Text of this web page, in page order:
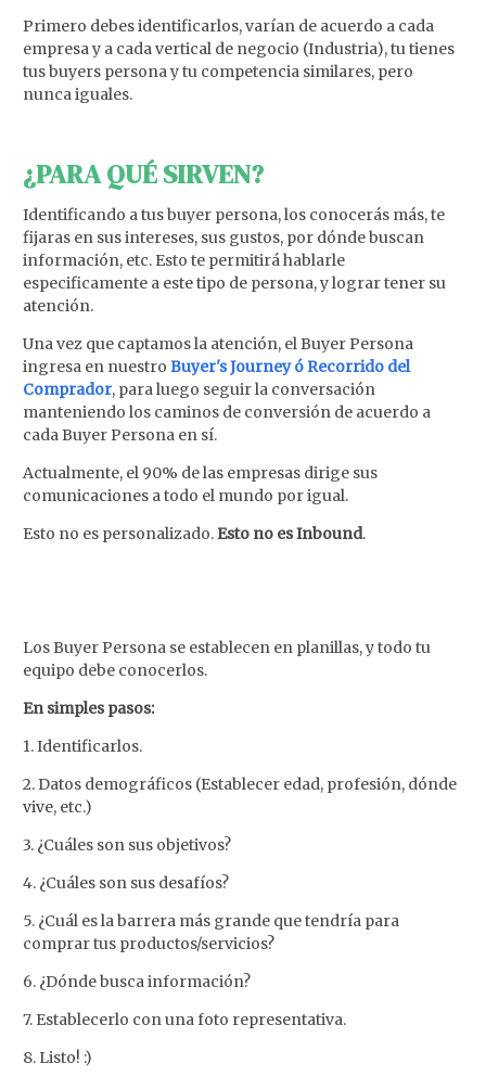
Primero debes identificarlos, varían de acuerdo a cada
empresa y a cada vertical de negocio (Industria), tu tienes
tus buyers persona y tu competencia similares, pero
nunca iguales.
¿PARA QUÉ SIRVEN?
Identificando a tus buyer persona, los conocerás más, te
fijaras en sus intereses, sus gustos, por dónde buscan
información, etc. Esto te permitirá hablarle
especificamente a este tipo de persona, y lograr tener su
atención.
Una vez que captamos la atención, el Buyer Persona
ingresa en nuestro Buyer's Journey ó Recorrido del
Comprador, para luego seguir la conversación
manteniendo los caminos de conversión de acuerdo a
cada Buyer Persona en sí.
Actualmente, el 90% de las empresas dirige sus
comunicaciones a todo el mundo por igual.
Esto no es personalizado.Esto no es Inbound.
Los Buyer Persona se establecen en planillas, y todo tu
equipo debe conocerlos.
En simples pasos:
1. Identificarlos.
2. Datos demográficos (Establecer edad, profesión, dónde
vive, etc.)
3. ¿Cuáles son sus objetivos?
4. ¿Cuáles son sus desafíos?
5. ¿Cuál es la barrera más grande que tendría para
comprar tus productos/servicios?
6. ¿Dónde busca información?
7. Establecerlo con una foto representativa.
8. Listo! :)